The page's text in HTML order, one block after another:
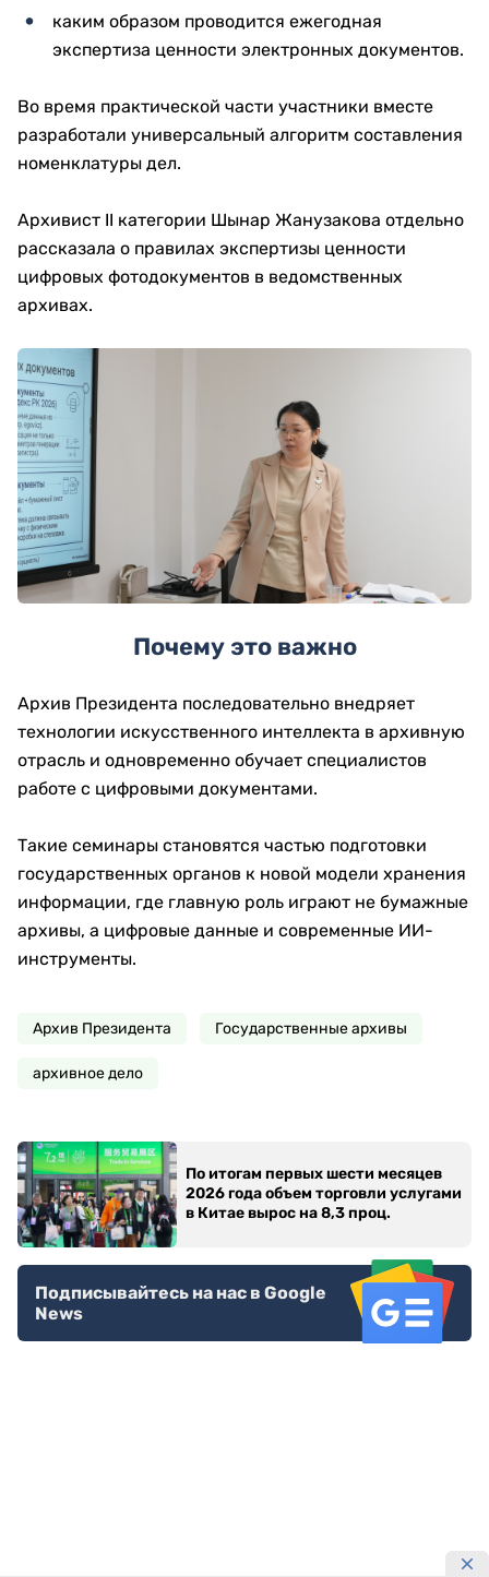
каким образом проводится ежегодная
экспертиза ценности электронных документов.
Во время практической части участники вместе
разработали универсальный алгоритм составления
номенклатуры дел.
Архивист II категории Шынар Жанузакова отдельно
рассказала о правилах экспертизы ценности
цифровых фотодокументов в ведомственных
архивах.
Почему это важно
Архив Президента последовательно внедряет
технологии искусственного интеллекта в архивную
отрасль и одновременно обучает специалистов
работе с цифровыми документами.
Такие семинары становятся частью подготовки
государственных органов к новой модели хранения
информации, где главную роль играют не бумажные
архивы, а цифровые данные и современные ИИ-
инструменты.
Архив Президента Государственные архивы
архивное дело
По итогам первых шести месяцев
2026 года объем торговли услугами
в Китае вырос на 8,3 проц.
Подписывайтесь на нас в Google
News